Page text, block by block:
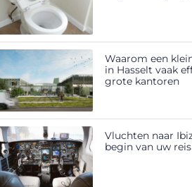
Waarom een
in Hasselt vaak
grote kantoren
Vluchten naar
begin van uw reis